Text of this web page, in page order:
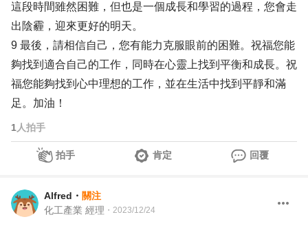
這段時間雖然困難，但也是一個成長和學習的過程，您會走
出陰霾，迎來更好的明天。
9 最後，請相信自己，您有能力克服眼前的困難。祝福您能
夠找到適合自己的工作，同時在心靈上找到平衡和成長。祝
福您能夠找到心中理想的工作，並在生活中找到平靜和滿
足。加油！
1 人拍手
拍手 肯定 回覆
Alfred ・ 關注
化工產業 經理 ・ 2023/12/24